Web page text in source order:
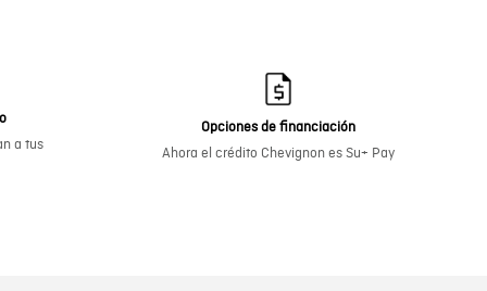
a tus
Opciones de financiación
Ahora el crédito Chevignon es Su+ Pay